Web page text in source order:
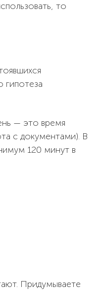
то
гипотеза
— это время
с документами). В
120 минут в
Придумываете